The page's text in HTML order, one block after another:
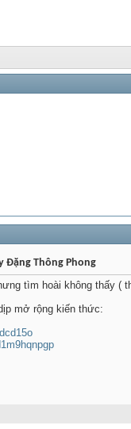
Đặng Thông Phong
tìm hoài không thấy (
mở rộng kiến thức: